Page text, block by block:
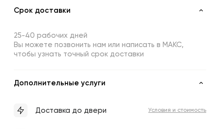
Срок доставки
25-40 рабочих дней
Вы можете позвонить нам или написать в МАКС,
чтобы узнать точный срок доставки
Дополнительные услуги
Доставка до двери Условия и стоимость